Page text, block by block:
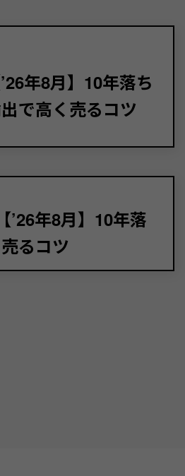
年8月】10年落ち
で高く売るコツ
’26年8月】10年落
るコツ